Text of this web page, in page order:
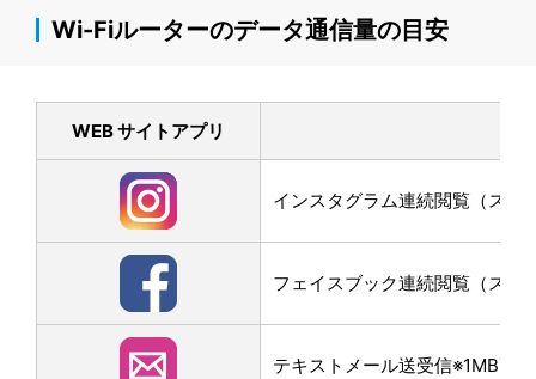
Wi-Fiルーターのデータ通信量の目安
WEB サイトアプリ
インスタグラム連続閲覧（スク
フェイスブック連続閲覧（スク
テキストメール送受信※1MB画